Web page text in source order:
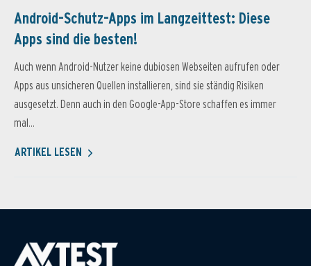
Android-Schutz-Apps im Langzeittest: Diese
Apps sind die besten!
Auch wenn Android-Nutzer keine dubiosen Webseiten aufrufen oder
Apps aus unsicheren Quellen installieren, sind sie ständig Risiken
ausgesetzt. Denn auch in den Google-App-Store schaffen es immer
mal...
ARTIKEL LESEN